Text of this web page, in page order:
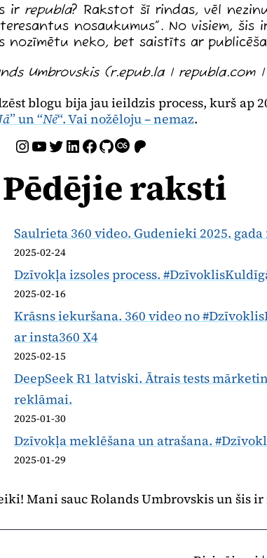
ir republa? Rakstot šī rindas, vēl
nosaukumus”. No visiem,
nozīmētu neko, bet saistīts ar
Umbrovskis (r.epub.la | republa.com |
blogu bija jau ieildzis process, kurš ap
” un “Nē“. Vai nožēloju – nemaz.
InstagramYouTube Twitter LinkedIn Facebook GitHub Last.fm Patreon
Pēdējie raksti
Saulrieta 360 video. Gudenieki 2025.
2025-02-24
Dzīvokļa izsoles process.
2025-02-16
Krāsns iekuršana. 360 video no
ar insta360 X4
2025-02-15
DeepSeek R1 latviski. Ātrais tests
reklāmai.
2025-01-30
Dzīvokļa meklēšana un atrašana.
2025-01-29
Mani sauc Rolands Umbrovskis un šis ir